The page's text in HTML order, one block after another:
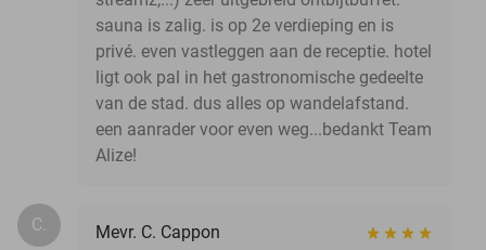
sauna is zalig. is op 2e verdieping en is
privé. even vastleggen aan de receptie. hotel
ligt ook pal in het gastronomische gedeelte
van de stad. dus alles op wandelafstand.
een aanrader voor even weg...bedankt Team
Alize!
C. Mevr. C. Cappon